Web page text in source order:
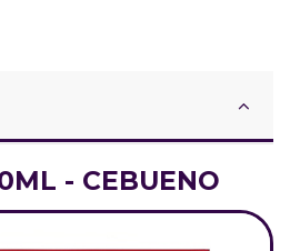
- CEBUENO